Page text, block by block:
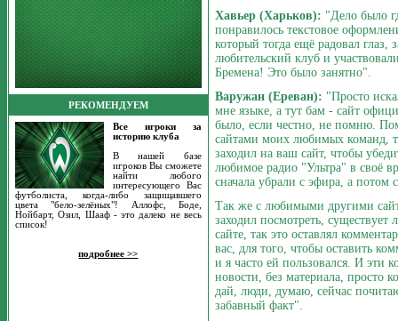
РЕКОМЕНДУЕМ
Все игроки за
историю клуба
В нашей базе
игроков Вы сможете
найти любого
интересующего Вас
футболиста, когда-либо защищавшего
цвета "бело-зелёных"! Аллофс, Боде,
Нойбарт, Озил, Шааф - это далеко не весь
список!
подробнее >>
Хавьер (Харьков): "Дело было
понравилось текстовое
который тогда ещё радовал глаз,
любительский клуб и
Бремена! Это было занятно".
Варужан (Ереван): "Просто
мне языке, а тут бам - сайт
было, если честно, не помню.
сайтами моих любимых команд,
заходил на ваш сайт, чтобы
любимое радио "Ультра" в своё
сначала убрали с эфира, а
Так же с любимыми другими
заходил посмотреть,
сайте, так это оставлял
вас, для того, чтобы оставить
и я часто ей пользовался. И эти
новости, без материала, просто
дай, люди, думаю, сейчас
забавный факт".